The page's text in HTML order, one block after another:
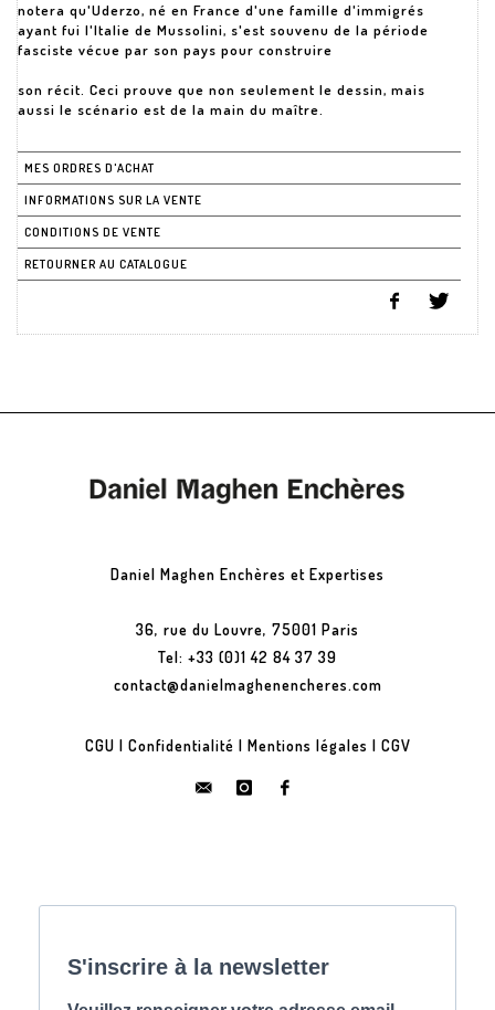
notera qu'Uderzo, né en France d'une famille d'immigrés
ayant fui l'Italie de Mussolini, s'est souvenu de la période
fasciste vécue par son pays pour construire
son récit. Ceci prouve que non seulement le dessin, mais
aussi le scénario est de la main du maître.
MES ORDRES D'ACHAT
INFORMATIONS SUR LA VENTE
CONDITIONS DE VENTE
RETOURNER AU CATALOGUE
Daniel Maghen Enchères et Expertises
36, rue du Louvre, 75001 Paris
Tel: +33 (0)1 42 84 37 39
contact@danielmaghenencheres.com
CGU | Confidentialité | Mentions légales | CGV